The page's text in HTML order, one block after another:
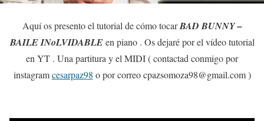
Aquí os presento el tutorial de cómo tocarBAD BUNNY –
BAILE INoLVIDABLEen piano . Os dejaré por el vídeo tutorial
en YT . Una partitura y el MIDI ( contactad conmigo por
instagramcesarpaz98 o por correo cpazsomoza98@gmail.com )